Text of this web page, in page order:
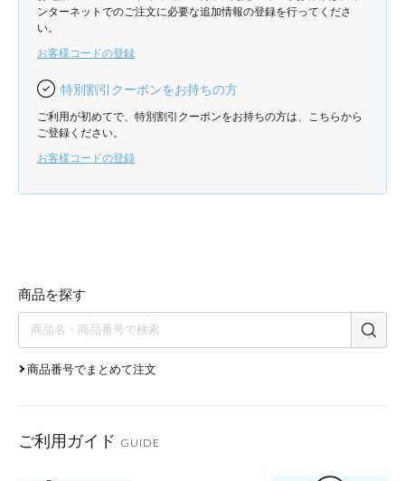
ンターネットでのご注文に必要な追加情報の登録を行ってくださ
い。
お客様コードの登録
特別割引クーポンをお持ちの方
ご利用が初めてで、特別割引クーポンをお持ちの方は、こちらから
ご登録ください。
お客様コードの登録
商品を探す
商品番号でまとめて注文
ご利用ガイド GUIDE